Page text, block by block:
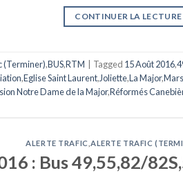
CONTINUER LA LECTURE
(Terminer),BUS,RTM Tagged 15 Août 2016,
,Eglise Saint Laurent,Joliette,La Major,
Notre Dame de la Major,Réformés
ALERTE TRAFIC ,ALERTE TRAFIC
: Bus 49,55,82/